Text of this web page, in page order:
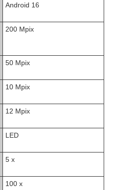
Android 16
200 Mpix
50 Mpix
10 Mpix
12 Mpix
LED
5 x
100 x